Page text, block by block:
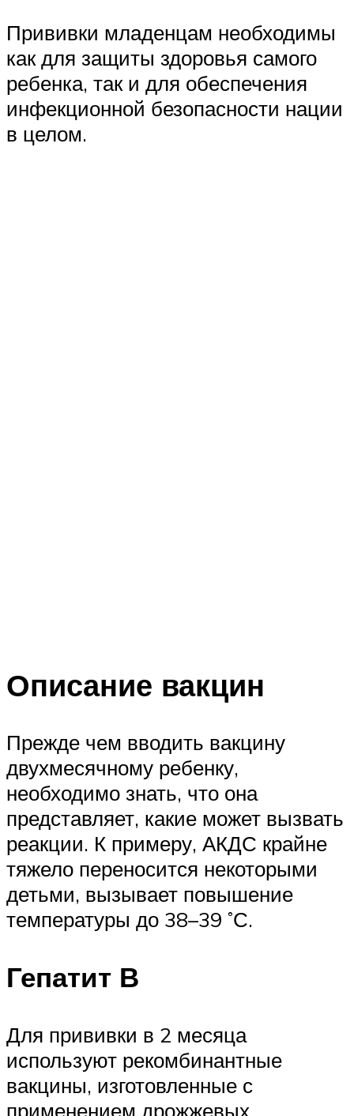
Прививки младенцам необходимы
как для защиты здоровья самого
ребенка, так и для обеспечения
инфекционной безопасности нации
в целом.
Описание вакцин
Прежде чем вводить вакцину
двухмесячному ребенку,
необходимо знать, что она
представляет, какие может вызвать
реакции. К примеру, АКДС крайне
тяжело переносится некоторыми
детьми, вызывает повышение
температуры до 38–39 ˚С.
Гепатит В
Для прививки в 2 месяца
используют рекомбинантные
вакцины, изготовленные с
применением дрожжевых